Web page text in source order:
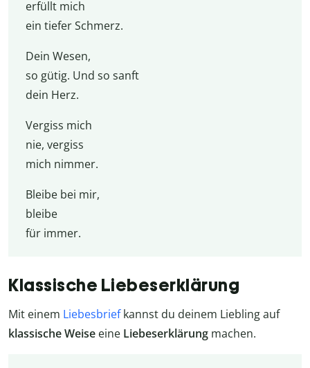
erfüllt mich
ein tiefer Schmerz.
Dein Wesen,
so gütig. Und so sanft
dein Herz.
Vergiss mich
nie, vergiss
mich nimmer.
Bleibe bei mir,
bleibe
für immer.
Klassische Liebeserklärung
Mit einem Liebesbriefkannst du deinem Liebling auf
klassische Weise eine Liebeserklärung machen.